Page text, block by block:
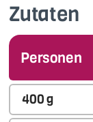
Zutaten
Personen
400g